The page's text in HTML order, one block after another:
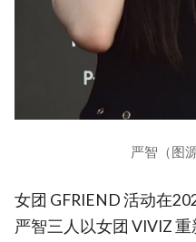
严智（图
女团 GFRIEND 活动在
严智三人以女团 VIVIZ